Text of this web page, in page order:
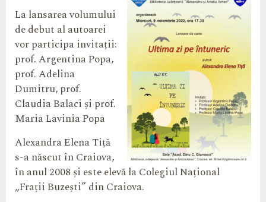
La lansarea volumului
de debut al autoarei
vor participa invitații:
prof. Argentina Popa,
prof. Adelina
Dumitru, prof.
Claudia Balaci și prof.
Maria Lavinia Popa
Alexandra Elena Tiță
s-a născut în Craiova,
în anul 2008 și este elevă la Colegiul Național
„Frații Buzești” din Craiova.